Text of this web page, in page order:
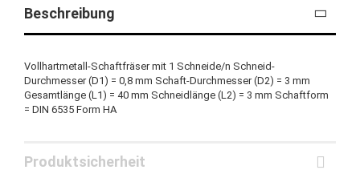
Beschreibung
Vollhartmetall-Schaftfräser mit 1 Schneide/n Schneid-
Durchmesser (D1) = 0,8 mm Schaft-Durchmesser (D2) = 3 mm
Gesamtlänge (L1) = 40 mm Schneidlänge (L2) = 3 mm Schaftform
= DIN 6535 Form HA
Produktsicherheit